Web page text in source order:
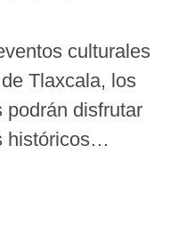
culturales
Tlaxcala, los
podrán disfrutar
históricos…